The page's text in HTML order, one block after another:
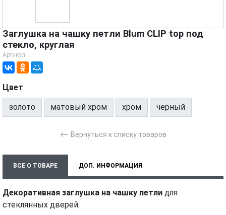
Заглушка на чашку петли Blum CLIP top под
стекло, круглая
Артикул
Цвет
золото матовый хром хром черный
← Вернуться к списку товаров
ВСЕ О ТОВАРЕ ДОП. ИНФОРМАЦИЯ
МОНТАЖ И УСТАНОВКА
Декоративная заглушка на чашку петли для
стеклянных дверей